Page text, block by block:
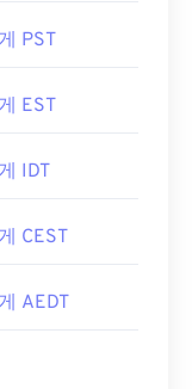
PST
EST
IDT
CEST
AEDT